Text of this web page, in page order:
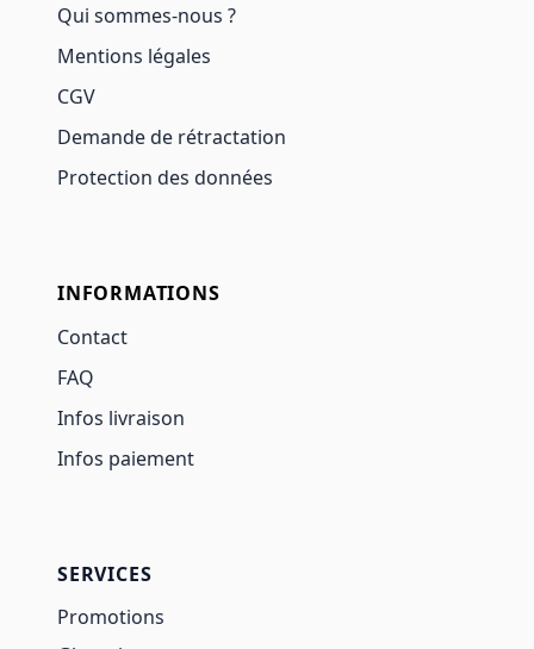
Qui sommes-nous ?
Mentions légales
CGV
Demande de rétractation
Protection des données
INFORMATIONS
Contact
FAQ
Infos livraison
Infos paiement
SERVICES
Promotions